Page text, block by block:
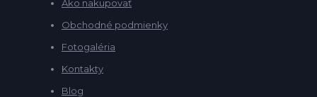
Ako nakupovať
Obchodné podmienky
Fotogaléria
Kontakty
Blog